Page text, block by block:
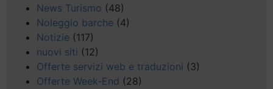
News Turismo (48)
Noleggio barche (4)
Notizie (117)
nuovi siti (12)
Offerte servizi web e traduzioni (3)
Offerte Week-End (28)